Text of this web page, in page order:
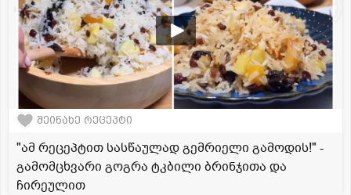
შეინახე რეცეპტი
"ამ რეცეპტით სასწაულად გემრიელი გამოდის!" -
გამომცხვარი გოგრა ტკბილი ბრინჯითა და
ჩირეულით